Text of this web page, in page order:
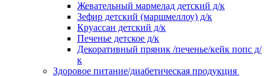
Жевательный мармелад детский д/к
Зефир детский (маршмеллоу) д/к
Круассан детский д/к
Печенье детское д/к
Декоративный пряник /печенье/кейк попс д/
к
Здоровое питание/диабетическая продукция